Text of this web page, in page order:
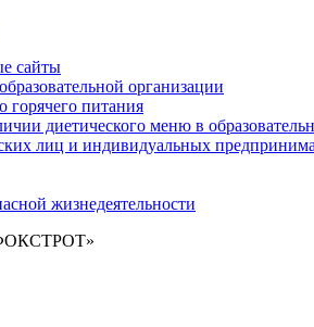
сайты
организации
питания
диетического меню в
лиц и индивидуальных
жизнедеятельности